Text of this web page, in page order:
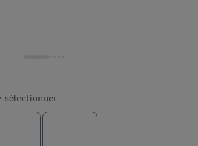
sélectionner